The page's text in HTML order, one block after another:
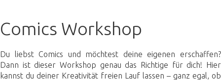
Comics Workshop
Du liebst Comics und möchtest deine eigenen erschaffen?
Dann ist dieser Workshop genau das Richtige für dich! Hier
kannst du deiner Kreativität freien Lauf lassen – ganz egal, ob